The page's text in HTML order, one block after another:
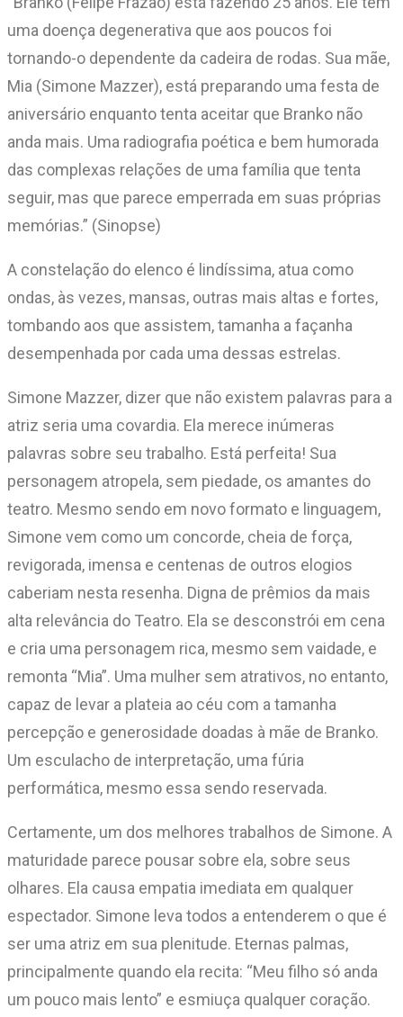
uma doença degenerativa que aos poucos foi
tornando-o dependente da cadeira de rodas. Sua mãe,
Mia (Simone Mazzer), está preparando uma festa de
aniversário enquanto tenta aceitar que Branko não
anda mais. Uma radiografia poética e bem humorada
das complexas relações de uma família que tenta
seguir, mas que parece emperrada em suas próprias
memórias.” (Sinopse)
A constelação do elenco é lindíssima, atua como
ondas, às vezes, mansas, outras mais altas e fortes,
tombando aos que assistem, tamanha a façanha
desempenhada por cada uma dessas estrelas.
Simone Mazzer, dizer que não existem palavras para a
atriz seria uma covardia. Ela merece inúmeras
palavras sobre seu trabalho. Está perfeita! Sua
personagem atropela, sem piedade, os amantes do
teatro. Mesmo sendo em novo formato e linguagem,
Simone vem como um concorde, cheia de força,
revigorada, imensa e centenas de outros elogios
caberiam nesta resenha. Digna de prêmios da mais
alta relevância do Teatro. Ela se desconstrói em cena
e cria uma personagem rica, mesmo sem vaidade, e
remonta “Mia”. Uma mulher sem atrativos, no entanto,
capaz de levar a plateia ao céu com a tamanha
percepção e generosidade doadas à mãe de Branko.
Um esculacho de interpretação, uma fúria
performática, mesmo essa sendo reservada.
Certamente, um dos melhores trabalhos de Simone. A
maturidade parece pousar sobre ela, sobre seus
olhares. Ela causa empatia imediata em qualquer
espectador. Simone leva todos a entenderem o que é
ser uma atriz em sua plenitude. Eternas palmas,
principalmente quando ela recita: “Meu filho só anda
um pouco mais lento” e esmiuça qualquer coração.